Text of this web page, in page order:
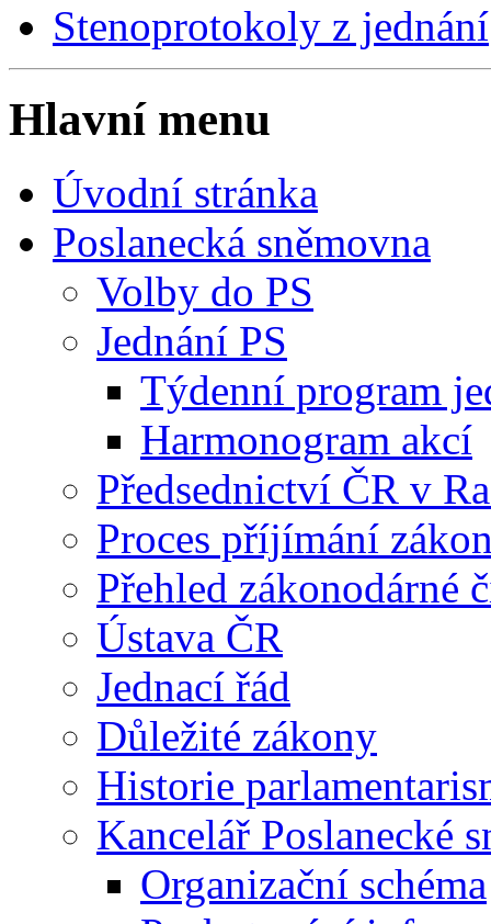
Stenoprotokoly z jednání
Hlavní menu
Úvodní stránka
Poslanecká sněmovna
Volby do PS
Jednání PS
Týdenní program
Harmonogram akcí
Předsednictví ČR v
Proces příjímání
Přehled zákonodárné
Ústava ČR
Jednací řád
Důležité zákony
Historie
Kancelář Poslanecké
Organizační schéma